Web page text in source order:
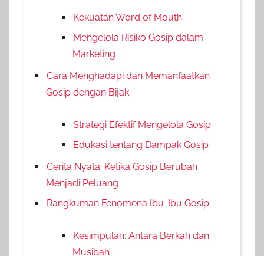
Kekuatan Word of Mouth
Mengelola Risiko Gosip dalam
Marketing
Cara Menghadapi dan Memanfaatkan
Gosip dengan Bijak
Strategi Efektif Mengelola Gosip
Edukasi tentang Dampak Gosip
Cerita Nyata: Ketika Gosip Berubah
Menjadi Peluang
Rangkuman Fenomena Ibu-Ibu Gosip
Kesimpulan: Antara Berkah dan
Musibah